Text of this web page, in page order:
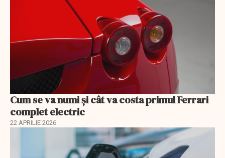
Cum se va numi şi cât va costa primul Ferrari
complet electric
22 APRILIE 2026